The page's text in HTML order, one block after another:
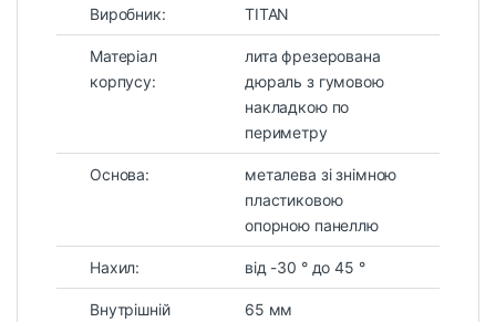
Виробник: TITAN
Матеріал
корпусу:
лита фрезерована
дюраль з гумовою
накладкою по
периметру
Основа:
металева зі знімною
пластиковою
опорною панеллю
Нахил: від -30 ° до 45 °
Внутрішній
65 мм